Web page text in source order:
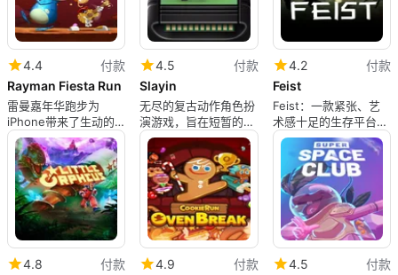
4.4
付款
Rayman Fiesta Run
雷曼嘉年华跑步为
iPhone带来了生动的
自动跑酷平台游戏
4.5
付款
Slayin
无尽的复古动作角色扮
演游戏，旨在短暂的、
以技能为驱动的游戏体
验
4.2
付款
Feist
Feist：一款紧张、艺
术感十足的生存平台游
戏在iPhone上
4.8
付款
4.9
付款
4.5
付款